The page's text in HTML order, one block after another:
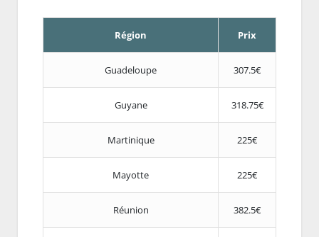
Région Prix
Guadeloupe 307.5€
Guyane 318.75€
Martinique 225€
Mayotte 225€
Réunion 382.5€